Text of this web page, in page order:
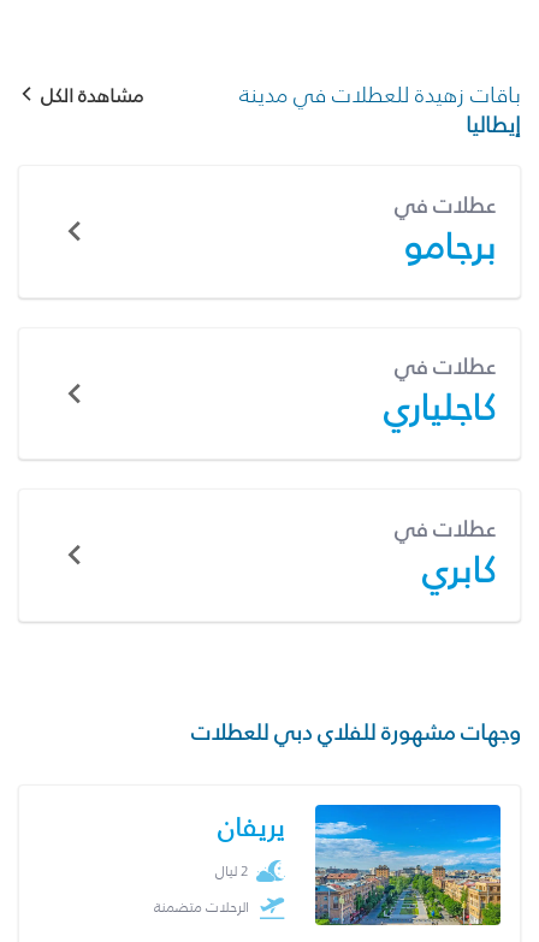
باقات زهيدة للعطلات في مدينة
إيطاليا
مشاهدة الكل
عطلات في
برجامو
عطلات في
كاجلياري
عطلات في
كابري
وجهات مشهورة للفلاي دبي للعطلات
يريفان
2 ليال
الرحلات متضمنة